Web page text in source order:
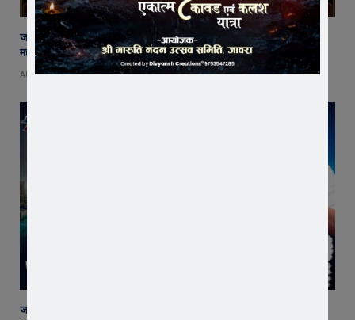
जावरा में बनेगा आस्था का नया केंद्र! आनंदी हनुमान मुक्तिधाम में स्थापित होगी भव्य
महादेव प्रतिमा
AUGUST 8, 2026
जावरा सिविल हॉस्पिटल में कमाल! 70 वर्षीय महिला के कूल्हे का सफल ऑपरेशन,